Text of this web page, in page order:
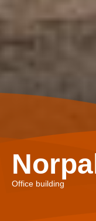
Office building